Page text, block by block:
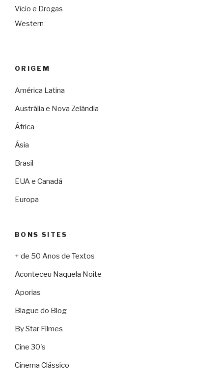
Vício e Drogas
Western
ORIGEM
América Latina
Austrália e Nova Zelândia
África
Ásia
Brasil
EUA e Canadá
Europa
BONS SITES
+ de 50 Anos de Textos
Aconteceu Naquela Noite
Aporias
Blague do Blog
By Star Filmes
Cine 30's
Cinema Clássico